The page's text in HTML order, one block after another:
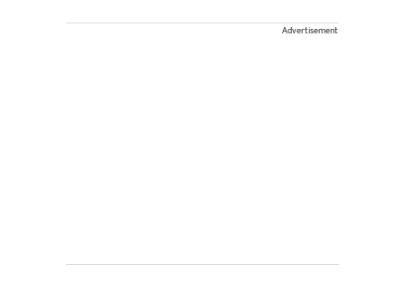
Advertisement